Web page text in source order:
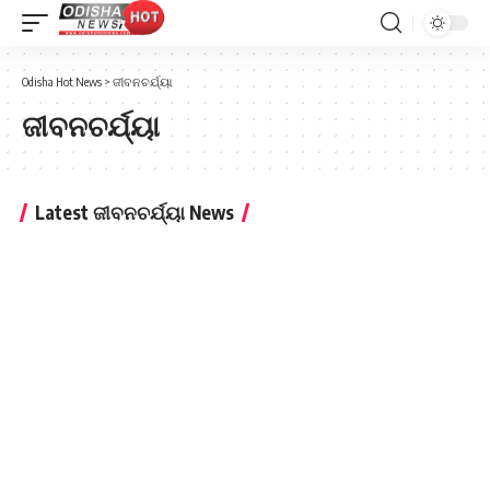
Odisha Hot News > ଜୀବନଚର୍ଯ୍ୟା
ଜୀବନଚର୍ଯ୍ୟା
Latest ଜୀବନଚର୍ଯ୍ୟା News